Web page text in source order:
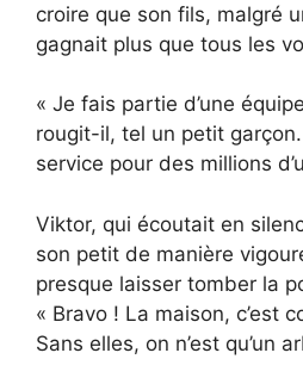
croire que son fils, malgré
gagnait plus que tous les
« Je fais partie d’une
rougit-il, tel un petit
service pour des millions
Viktor, qui écoutait en
son petit de manière
presque laisser tomber la
« Bravo ! La maison, c’est
Sans elles, on n’est qu’un